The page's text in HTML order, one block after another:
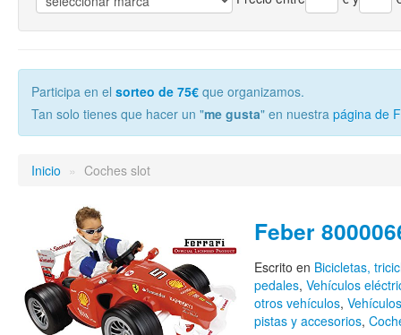
Participa en el sorteo de 75€ que organizamos.
Tan solo tienes que hacer un "me gusta" en nuestra página de
Inicio » Coches slot
Feber
Escrito en Bicicletas,
pedales, Vehículos
otros vehículos,
pistas y accesorios,